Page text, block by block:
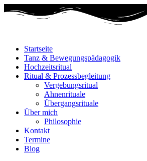
Startseite
Tanz & Bewegungspädagogik
Hochzeitsritual
Ritual & Prozessbegleitung
Vergebungsritual
Ahnenrituale
Übergangsrituale
Über mich
Philosophie
Kontakt
Termine
Blog